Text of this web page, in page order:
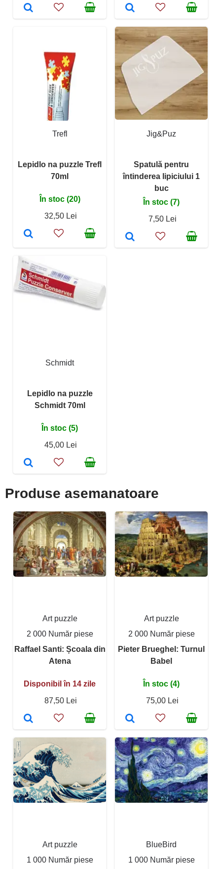
Trefl
Lepidlo na puzzle Trefl
70ml
În stoc (20)
32,50 Lei
Jig&Puz
Spatulă pentru
întinderea lipiciului 1
buc
În stoc (7)
7,50 Lei
Schmidt
Lepidlo na puzzle
Schmidt 70ml
În stoc (5)
45,00 Lei
Produse asemanatoare
Art puzzle
2 000 Număr piese
Raffael Santi: Școala din
Atena
Disponibil în 14 zile
87,50 Lei
Art puzzle
2 000 Număr piese
Pieter Brueghel: Turnul
Babel
În stoc (4)
75,00 Lei
Art puzzle
1 000 Număr piese
BlueBird
1 000 Număr piese